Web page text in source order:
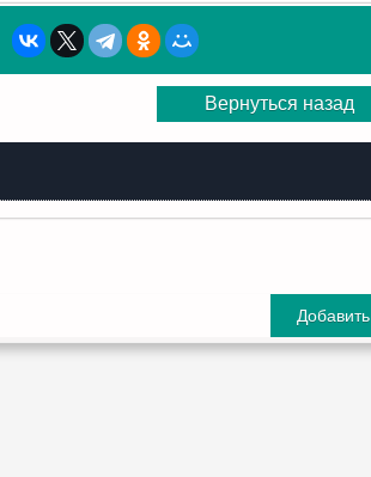
Вернуться назад
Добавить